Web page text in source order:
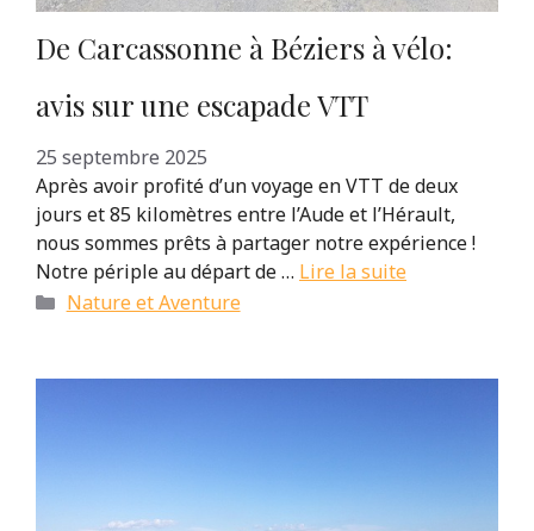
De Carcassonne à Béziers à vélo:
avis sur une escapade VTT
25 septembre 2025
Après avoir profité d’un voyage en VTT de deux
jours et 85 kilomètres entre l’Aude et l’Hérault,
nous sommes prêts à partager notre expérience !
Notre périple au départ de … Lire la suite
Catégories
Nature et Aventure